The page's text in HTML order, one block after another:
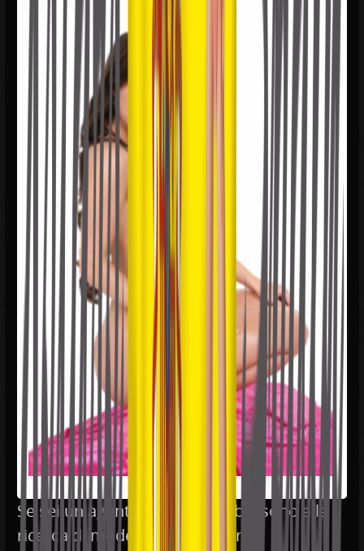
Se sei un agente o un sito web e sono alla
ricerca di modelli per realizzare i